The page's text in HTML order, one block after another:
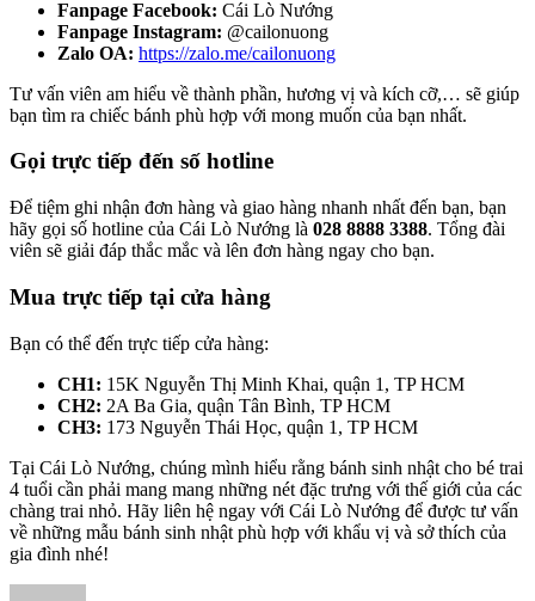
Fanpage Facebook: Cái Lò Nướng
Fanpage Instagram: @cailonuong
Zalo OA: https://zalo.me/cailonuong
Tư vấn viên am hiểu về thành phần, hương vị và kích cỡ,… sẽ giúp
bạn tìm ra chiếc bánh phù hợp với mong muốn của bạn nhất.
Gọi trực tiếp đến số hotline
Để tiệm ghi nhận đơn hàng và giao hàng nhanh nhất đến bạn, bạn
hãy gọi số hotline của Cái Lò Nướng là 028 8888 3388. Tổng đài
viên sẽ giải đáp thắc mắc và lên đơn hàng ngay cho bạn.
Mua trực tiếp tại cửa hàng
Bạn có thể đến trực tiếp cửa hàng:
CH1: 15K Nguyễn Thị Minh Khai, quận 1, TP HCM
CH2: 2A Ba Gia, quận Tân Bình, TP HCM
CH3: 173 Nguyễn Thái Học, quận 1, TP HCM
Tại Cái Lò Nướng, chúng mình hiểu rằng bánh sinh nhật cho bé trai
4 tuổi cần phải mang mang những nét đặc trưng với thế giới của các
chàng trai nhỏ. Hãy liên hệ ngay với Cái Lò Nướng để được tư vấn
về những mẫu bánh sinh nhật phù hợp với khẩu vị và sở thích của
gia đình nhé!